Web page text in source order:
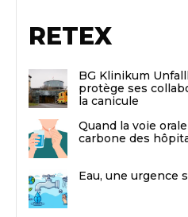
RETEX
BG Klinikum
protège ses
la canicule
Quand la voie
carbone des
Eau, une urgence